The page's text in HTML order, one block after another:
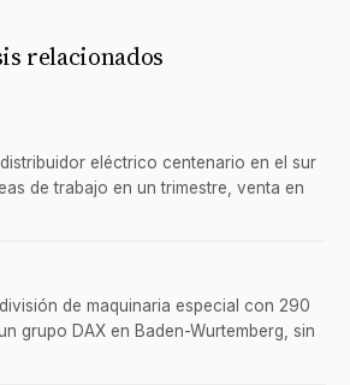
relacionados
eléctrico centenario en el sur
de trabajo en un trimestre, venta en
de maquinaria especial con 290
grupo DAX en Baden-Wurtemberg, sin